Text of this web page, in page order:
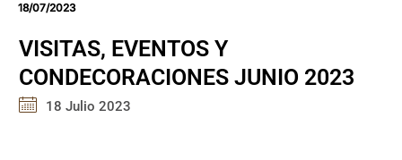
18/07/2023
VISITAS, EVENTOS Y
CONDECORACIONES JUNIO 2023
18 Julio 2023